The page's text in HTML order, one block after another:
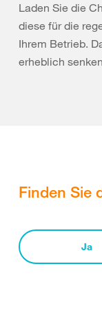
Laden Sie die
diese für die
Ihrem Betrieb.
erheblich
Finden Sie
Ja